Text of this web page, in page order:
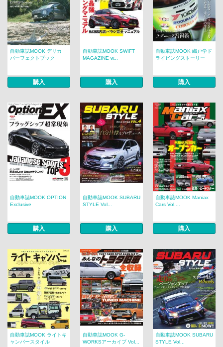
自動車誌MOOK デリカ
パーフェクトブック
購入
自動車誌MOOK SWIFT
MAGAZINE w...
購入
自動車誌MOOK 織戸学ド
ライビングストーリー
購入
自動車誌MOOK OPTION
Exclusive
購入
自動車誌MOOK SUBARU
STYLE Vol...
購入
自動車誌MOOK Maniax
Cars Vol....
購入
自動車誌MOOK ライトキ
ャンパースタイル
自動車誌MOOK G-
WORKSアーカイブ Vol...
自動車誌MOOK SUBARU
STYLE Vol...